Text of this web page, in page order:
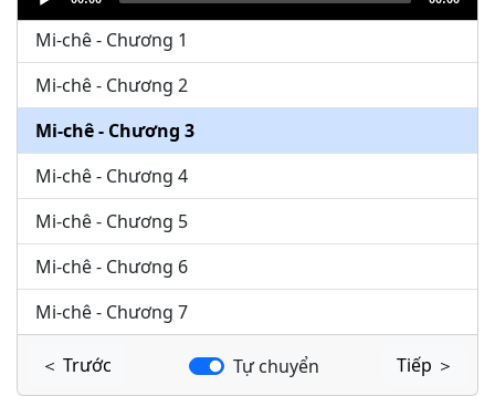
Player
Mi-chê - Chương 1
Mi-chê - Chương 2
Mi-chê - Chương 3
Mi-chê - Chương 4
Mi-chê - Chương 5
Mi-chê - Chương 6
Mi-chê - Chương 7
＜ Trước Tự chuyển Tiếp ＞